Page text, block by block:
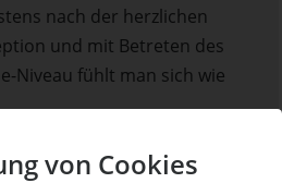
von Cookies
nach der herzlichen
und mit Betreten des
Niveau fühlt man sich wie
für 2 Personen: